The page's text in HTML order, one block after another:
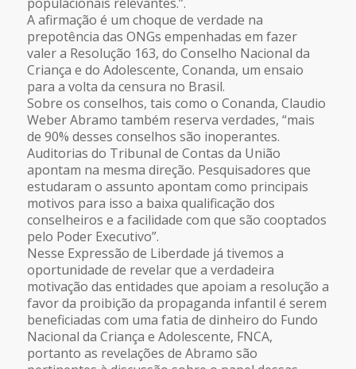
A afirmação é um choque de verdade na
prepotência das ONGs empenhadas em fazer
valer a Resolução 163, do Conselho Nacional da
Criança e do Adolescente, Conanda, um ensaio
para a volta da censura no Brasil.
Sobre os conselhos, tais como o Conanda, Claudio
Weber Abramo também reserva verdades, “mais
de 90% desses conselhos são inoperantes.
Auditorias do Tribunal de Contas da União
apontam na mesma direção. Pesquisadores que
estudaram o assunto apontam como principais
motivos para isso a baixa qualificação dos
conselheiros e a facilidade com que são cooptados
pelo Poder Executivo”.
Nesse Expressão de Liberdade já tivemos a
oportunidade de revelar que a verdadeira
motivação das entidades que apoiam a resolução a
favor da proibição da propaganda infantil é serem
beneficiadas com uma fatia de dinheiro do Fundo
Nacional da Criança e Adolescente, FNCA,
portanto as revelações de Abramo são